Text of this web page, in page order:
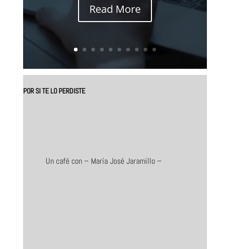
Read More
POR SI TE LO PERDISTE
Un café con – María José Jaramillo –